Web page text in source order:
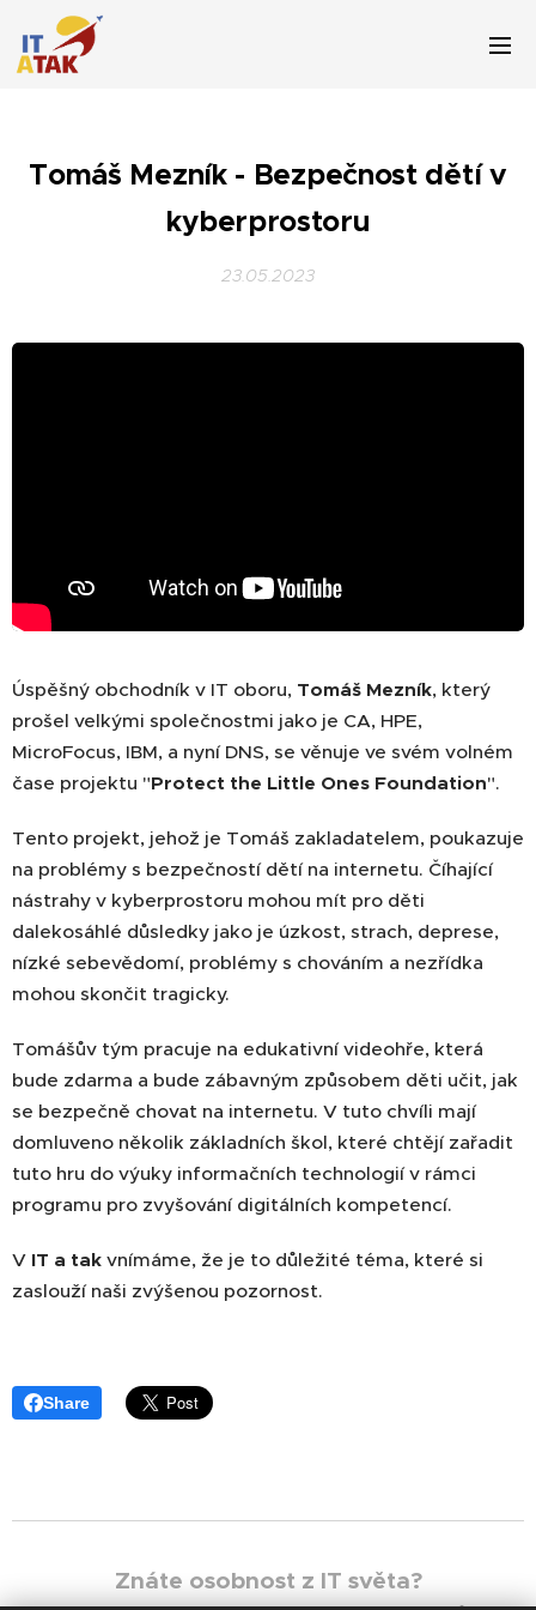
Tomáš Mezník - Bezpečnost dětí v
kyberprostoru
23.05.2023
Úspěšný obchodník v IT oboru, Tomáš Mezník, který
prošel velkými společnostmi jako je CA, HPE,
MicroFocus, IBM, a nyní DNS, se věnuje ve svém volném
čase projektu "Protect the Little Ones Foundation".
Tento projekt, jehož je Tomáš zakladatelem, poukazuje
na problémy s bezpečností dětí na internetu. Číhající
nástrahy v kyberprostoru mohou mít pro děti
dalekosáhlé důsledky jako je úzkost, strach, deprese,
nízké sebevědomí, problémy s chováním a nezřídka
mohou skončit tragicky.
Tomášův tým pracuje na edukativní videohře, která
bude zdarma a bude zábavným způsobem děti učit, jak
se bezpečně chovat na internetu. V tuto chvíli mají
domluveno několik základních škol, které chtějí zařadit
tuto hru do výuky informačních technologií v rámci
programu pro zvyšování digitálních kompetencí.
V IT a tak vnímáme, že je to důležité téma, které si
zaslouží naši zvýšenou pozornost.
Share
Znáte osobnost z IT světa?